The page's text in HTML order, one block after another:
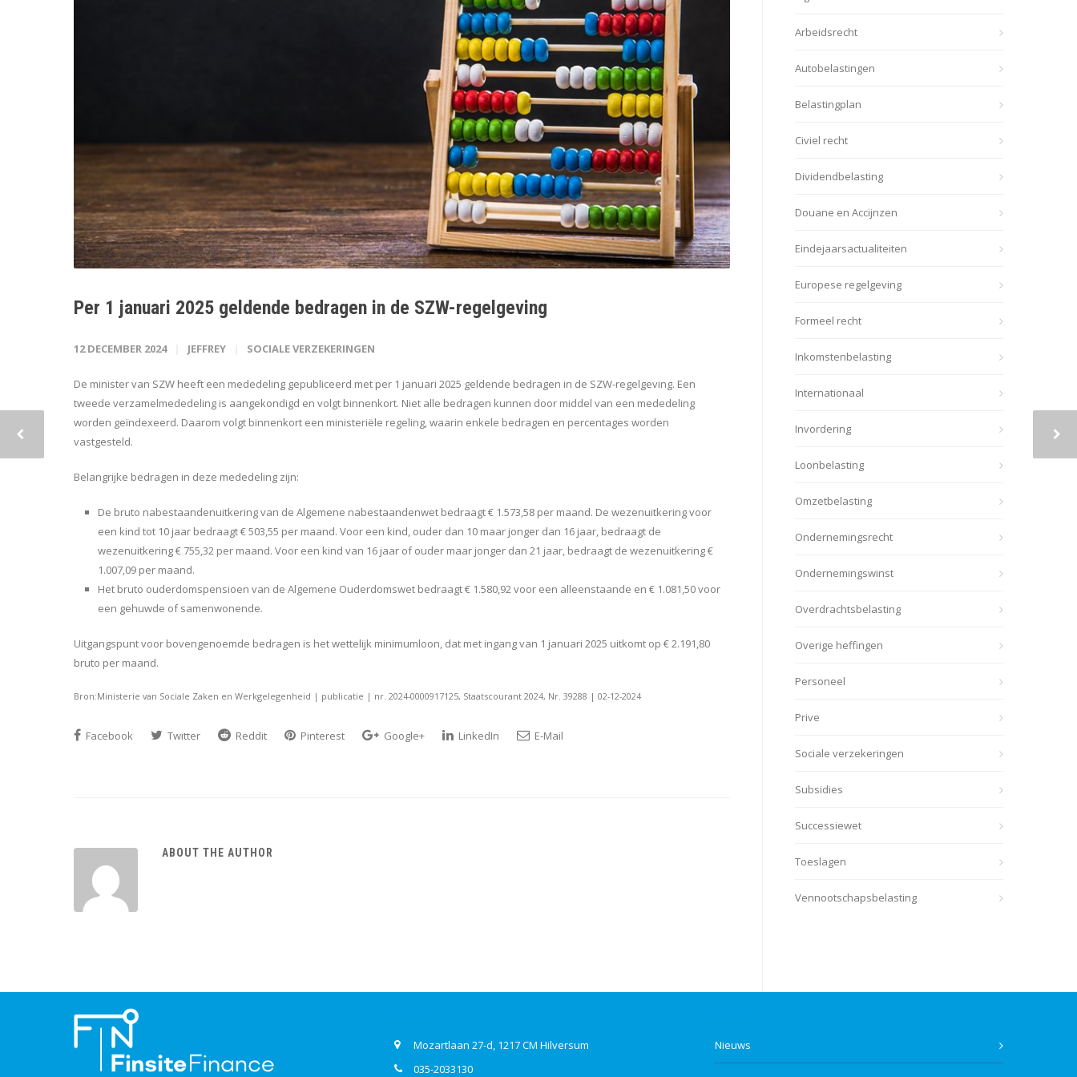
Per 1 januari 2025 geldende bedragen in de SZW-regelgeving
12 DECEMBER 2024 JEFFREY SOCIALE VERZEKERINGEN
De minister van SZW heeft een mededeling gepubliceerd met per 1 januari 2025 geldende bedragen in de SZW-regelgeving. Een
tweede verzamelmededeling is aangekondigd en volgt binnenkort. Niet alle bedragen kunnen door middel van een mededeling
worden geïndexeerd. Daarom volgt binnenkort een ministeriële regeling, waarin enkele bedragen en percentages worden
vastgesteld.
Belangrijke bedragen in deze mededeling zijn:
De bruto nabestaandenuitkering van de Algemene nabestaandenwet bedraagt € 1.573,58 per maand. De wezenuitkering voor
een kind tot 10 jaar bedraagt € 503,55 per maand. Voor een kind, ouder dan 10 maar jonger dan 16 jaar, bedraagt de
wezenuitkering € 755,32 per maand. Voor een kind van 16 jaar of ouder maar jonger dan 21 jaar, bedraagt de wezenuitkering €
1.007,09 per maand.
Het bruto ouderdomspensioen van de Algemene Ouderdomswet bedraagt € 1.580,92 voor een alleenstaande en € 1.081,50 voor
een gehuwde of samenwonende.
Uitgangspunt voor bovengenoemde bedragen is het wettelijk minimumloon, dat met ingang van 1 januari 2025 uitkomt op € 2.191,80
bruto per maand.
Bron:Ministerie van Sociale Zaken en Werkgelegenheid | publicatie | nr. 2024-0000917125, Staatscourant 2024, Nr. 39288 | 02-12-2024
Facebook Twitter Reddit Pinterest Google+ LinkedIn E-Mail
ABOUT THE AUTHOR
Arbeidsrecht
Autobelastingen
Belastingplan
Civiel recht
Dividendbelasting
Douane en Accijnzen
Eindejaarsactualiteiten
Europese regelgeving
Formeel recht
Inkomstenbelasting
Internationaal
Invordering
Loonbelasting
Omzetbelasting
Ondernemingsrecht
Ondernemingswinst
Overdrachtsbelasting
Overige heffingen
Personeel
Prive
Sociale verzekeringen
Subsidies
Successiewet
Toeslagen
Vennootschapsbelasting
Mozartlaan 27-d, 1217 CM Hilversum
035-2033130
Nieuws